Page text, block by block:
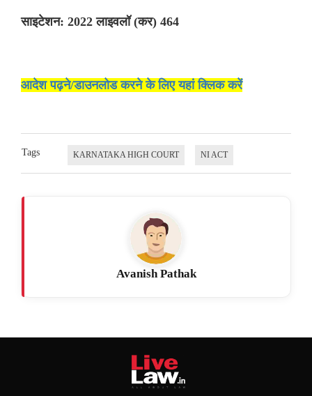
साइटेशन: 2022 लाइवलॉ (कर) 464
आदेश पढ़ने/डाउनलोड करने के लिए यहां क्लिक करें
Tags KARNATAKA HIGH COURT NI ACT
Avanish Pathak